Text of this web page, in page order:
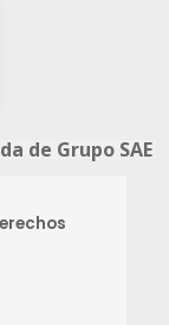
de Grupo SAE